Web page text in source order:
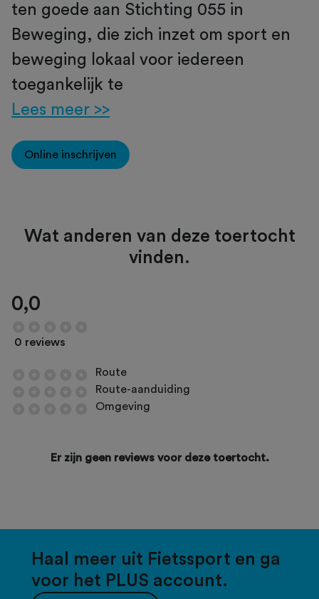
ten goede aan Stichting 055 in
Beweging, die zich inzet om sport en
beweging lokaal voor iedereen
toegankelijk te
Lees meer >>
Online inschrijven
Wat anderen van deze toertocht
vinden.
0,0
0 reviews
Route
Route-aanduiding
Omgeving
Er zijn geen reviews voor deze toertocht.
Haal meer uit Fietssport en ga
voor het PLUS account.